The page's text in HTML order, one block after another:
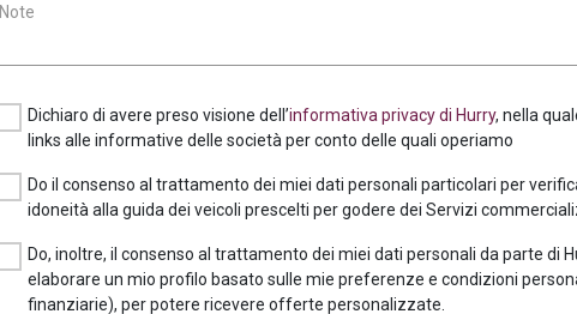
Note
Dichiaro di avere preso visione dell’informativa privacy di Hurry, nella
links alle informative delle società per conto delle quali operiamo
Do il consenso al trattamento dei miei dati personali particolari per
idoneità alla guida dei veicoli prescelti per godere dei Servizi
Do, inoltre, il consenso al trattamento dei miei dati personali da parte di
elaborare un mio profilo basato sulle mie preferenze e condizioni
finanziarie), per potere ricevere offerte personalizzate.